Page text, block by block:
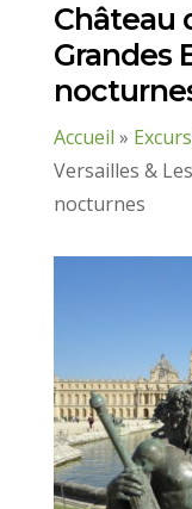
Château
Grandes
Accueil »
Versailles &
nocturnes